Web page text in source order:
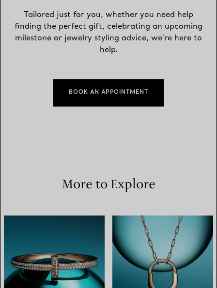
Tailored just for you, whether you need help
finding the perfect gift, celebrating an upcoming
milestone or jewelry styling advice, we’re here to
help.
BOOK AN APPOINTMENT
More to Explore